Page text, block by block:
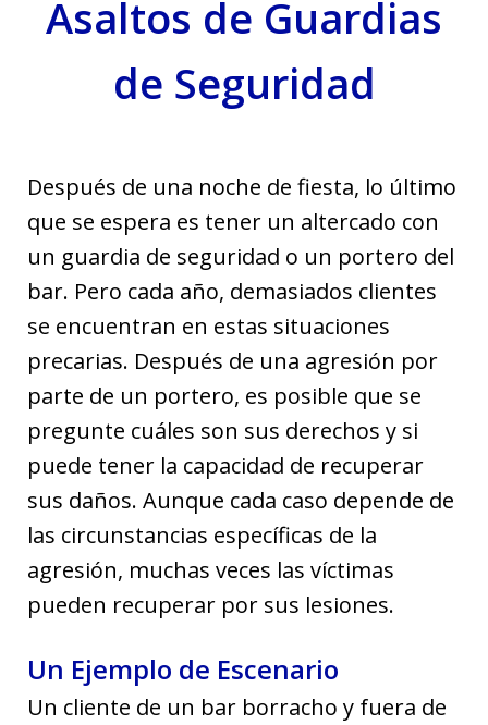
Asaltos de Guardias
de Seguridad
Después de una noche de fiesta, lo último
que se espera es tener un altercado con
un guardia de seguridad o un portero del
bar. Pero cada año, demasiados clientes
se encuentran en estas situaciones
precarias. Después de una agresión por
parte de un portero, es posible que se
pregunte cuáles son sus derechos y si
puede tener la capacidad de recuperar
sus daños. Aunque cada caso depende de
las circunstancias específicas de la
agresión, muchas veces las víctimas
pueden recuperar por sus lesiones.
Un Ejemplo de Escenario
Un cliente de un bar borracho y fuera de